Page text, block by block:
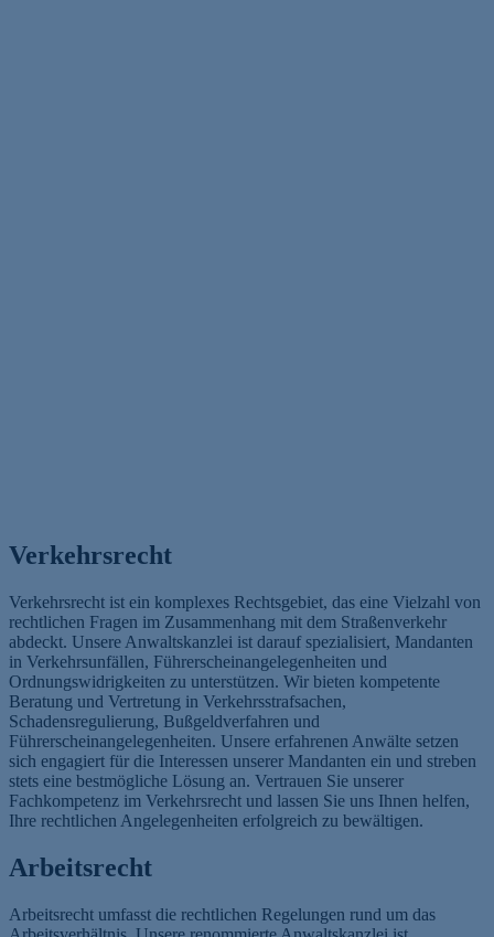
Verkehrsrecht
Verkehrsrecht ist ein komplexes Rechtsgebiet, das eine Vielzahl von
rechtlichen Fragen im Zusammenhang mit dem Straßenverkehr
abdeckt. Unsere Anwaltskanzlei ist darauf spezialisiert, Mandanten
in Verkehrsunfällen, Führerscheinangelegenheiten und
Ordnungswidrigkeiten zu unterstützen. Wir bieten kompetente
Beratung und Vertretung in Verkehrsstrafsachen,
Schadensregulierung, Bußgeldverfahren und
Führerscheinangelegenheiten. Unsere erfahrenen Anwälte setzen
sich engagiert für die Interessen unserer Mandanten ein und streben
stets eine bestmögliche Lösung an. Vertrauen Sie unserer
Fachkompetenz im Verkehrsrecht und lassen Sie uns Ihnen helfen,
Ihre rechtlichen Angelegenheiten erfolgreich zu bewältigen.
Arbeitsrecht
Arbeitsrecht umfasst die rechtlichen Regelungen rund um das